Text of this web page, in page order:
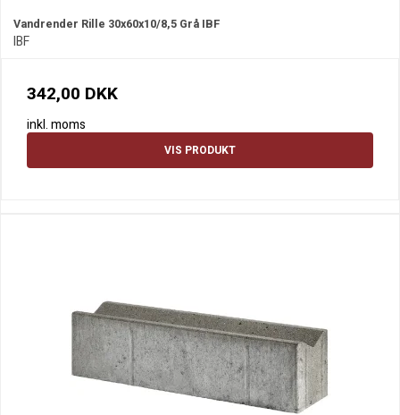
Vandrender Rille 30x60x10/8,5 Grå IBF
IBF
342,00 DKK
inkl. moms
VIS PRODUKT